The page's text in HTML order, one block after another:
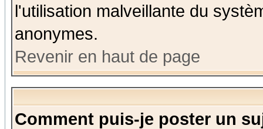
l'utilisation malveillante du
anonymes.
Revenir en haut de page
Comment puis-je poster un